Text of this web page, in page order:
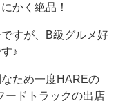
かく絶品！
すが、B級グルメ好
♪
ため一度HAREの
ードトラックの出店